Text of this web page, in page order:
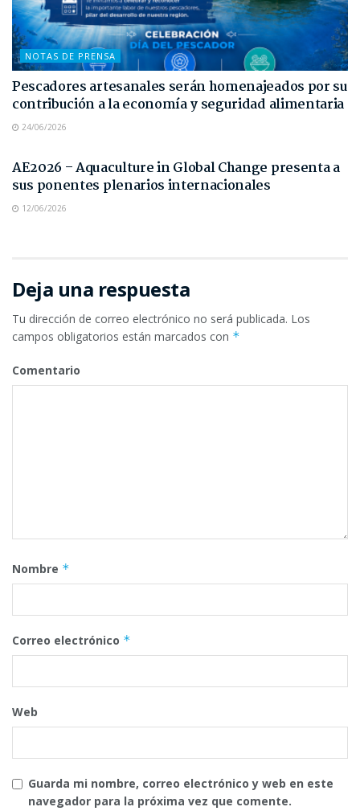
NOTAS DE PRENSA
Pescadores artesanales serán homenajeados por su
contribución a la economía y seguridad alimentaria
24/06/2026
AE2026 – Aquaculture in Global Change presenta a
sus ponentes plenarios internacionales
12/06/2026
Deja una respuesta
Tu dirección de correo electrónico no será publicada. Los
campos obligatorios están marcados con *
Comentario
Nombre *
Correo electrónico *
Web
Guarda mi nombre, correo electrónico y web en este
navegador para la próxima vez que comente.